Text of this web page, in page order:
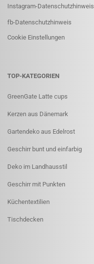
Instagram-Datenschutzhinweis
fb-Datenschutzhinweis
Cookie Einstellungen
TOP-KATEGORIEN
GreenGate Latte cups
Kerzen aus Dänemark
Gartendeko aus Edelrost
Geschirr bunt und einfarbig
Deko im Landhausstil
Geschirr mit Punkten
Küchentextilien
Tischdecken